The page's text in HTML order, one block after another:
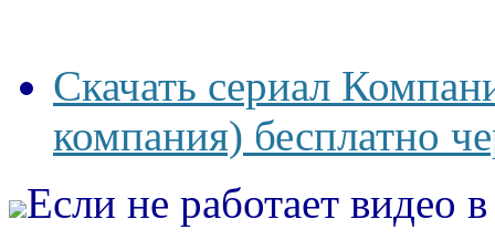
Скачать сериал
компания) бесплатно
Если не работает видео